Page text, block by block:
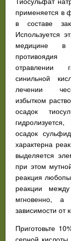
применяется в
в составе
Используется
медицине в
отравлении
синильной
лечении
избытком
осадок
осадок
характерна
выделяется
при этом
реакция
реакции
мгновенно, а
зависимости от
Приготовьте
серной